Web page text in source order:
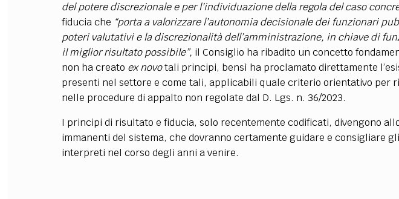
del potere discrezionale e per l’individuazione della regola del caso
fiducia che “porta a valorizzare l’autonomia decisionale dei funzionari
poteri valutativi e la discrezionalità dell’amministrazione, in chiave di
il miglior risultato possibile”, il Consiglio ha ribadito un concetto
non ha creato ex novotali principi, bensì ha proclamato direttamente
presenti nel settore e come tali, applicabili quale criterio orientativo per
nelle procedure di appalto non regolate dal D. Lgs. n. 36/2023.
I principi di risultato e fiducia, solo recentemente codificati, divengono
immanenti del sistema, che dovranno certamente guidare e consigliare
interpreti nel corso degli anni a venire.